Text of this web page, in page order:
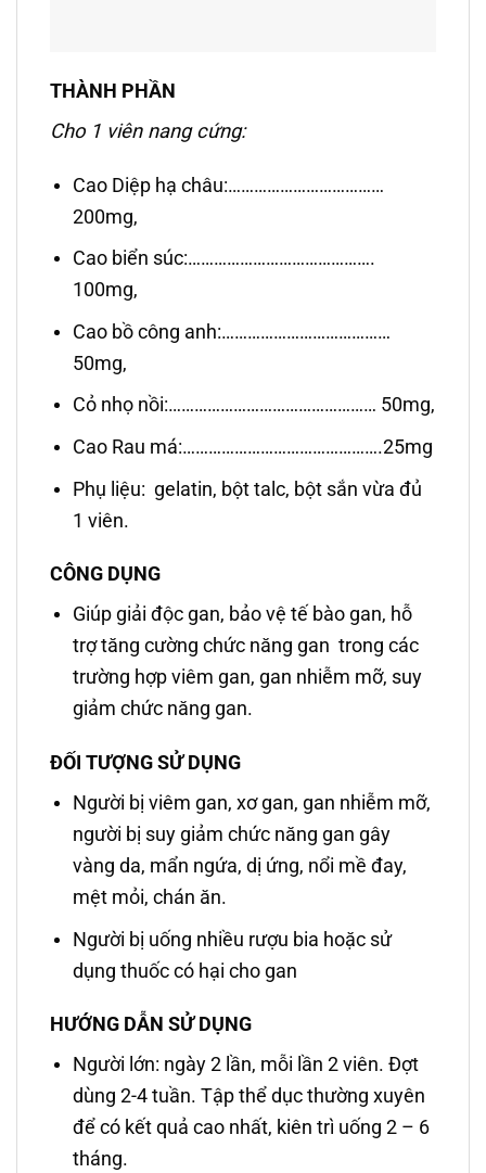
THÀNH PHẦN
Cho 1 viên nang cứng:
Cao Diệp hạ châu:………………………………
200mg,
Cao biển súc:…………………………………….
100mg,
Cao bồ công anh:…………………………………
50mg,
Cỏ nhọ nồi:………………………………………… 50mg,
Cao Rau má:……………………………………….25mg
Phụ liệu: gelatin, bột talc, bột sắn vừa đủ
1 viên.
CÔNG DỤNG
Giúp giải độc gan, bảo vệ tế bào gan, hỗ
trợ tăng cường chức năng gan trong các
trường hợp viêm gan, gan nhiễm mỡ, suy
giảm chức năng gan.
ĐỐI TƯỢNG SỬ DỤNG
Người bị viêm gan, xơ gan, gan nhiễm mỡ,
người bị suy giảm chức năng gan gây
vàng da, mẩn ngứa, dị ứng, nổi mề đay,
mệt mỏi, chán ăn.
Người bị uống nhiều rượu bia hoặc sử
dụng thuốc có hại cho gan
HƯỚNG DẪN SỬ DỤNG
Người lớn: ngày 2 lần, mỗi lần 2 viên. Đợt
dùng 2-4 tuần. Tập thể dục thường xuyên
để có kết quả cao nhất, kiên trì uống 2 – 6
tháng.